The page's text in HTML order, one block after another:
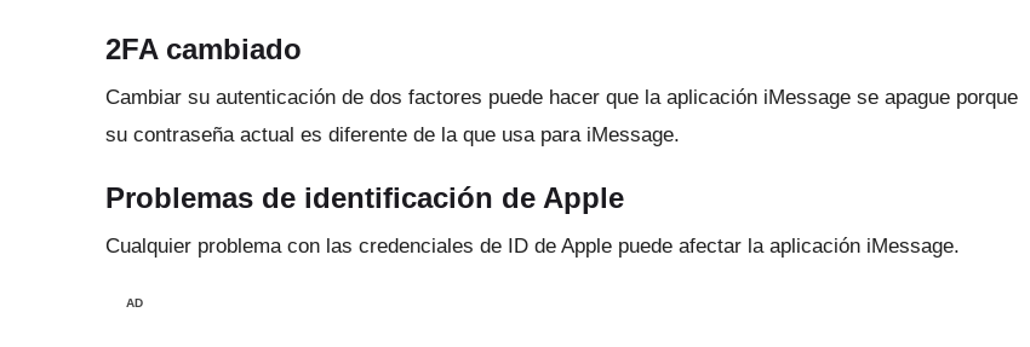
2FA cambiado
Cambiar su autenticación de dos factores puede hacer que la aplicación iMessage se apague porque
su contraseña actual es diferente de la que usa para iMessage.
Problemas de identificación de Apple
Cualquier problema con las credenciales de ID de Apple puede afectar la aplicación iMessage.
AD